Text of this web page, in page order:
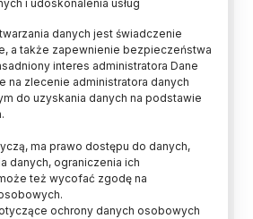
Tumski miejsca na
mieszkalne
o rezygnację z planów
w północnej
wystosowali
dziedzictwem.
ma inne, niż Wyspa
na budowę osiedli.
i udoskonalenia usług
danych jest świadczenie
a także zapewnienie bezpieczeństwa
interes administratora Dane
na zlecenie administratora danych
do uzyskania danych na podstawie
ma prawo dostępu do danych,
danych, ograniczenia ich
też wycofać zgodę na
ochrony danych osobowych